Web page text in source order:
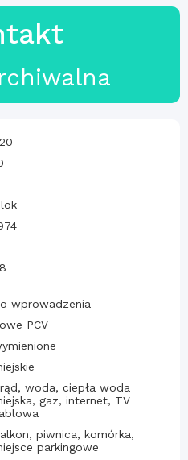
wprowadzenia
PCV
woda, ciepła woda
gaz, internet, TV
piwnica, komórka,
parkingowe